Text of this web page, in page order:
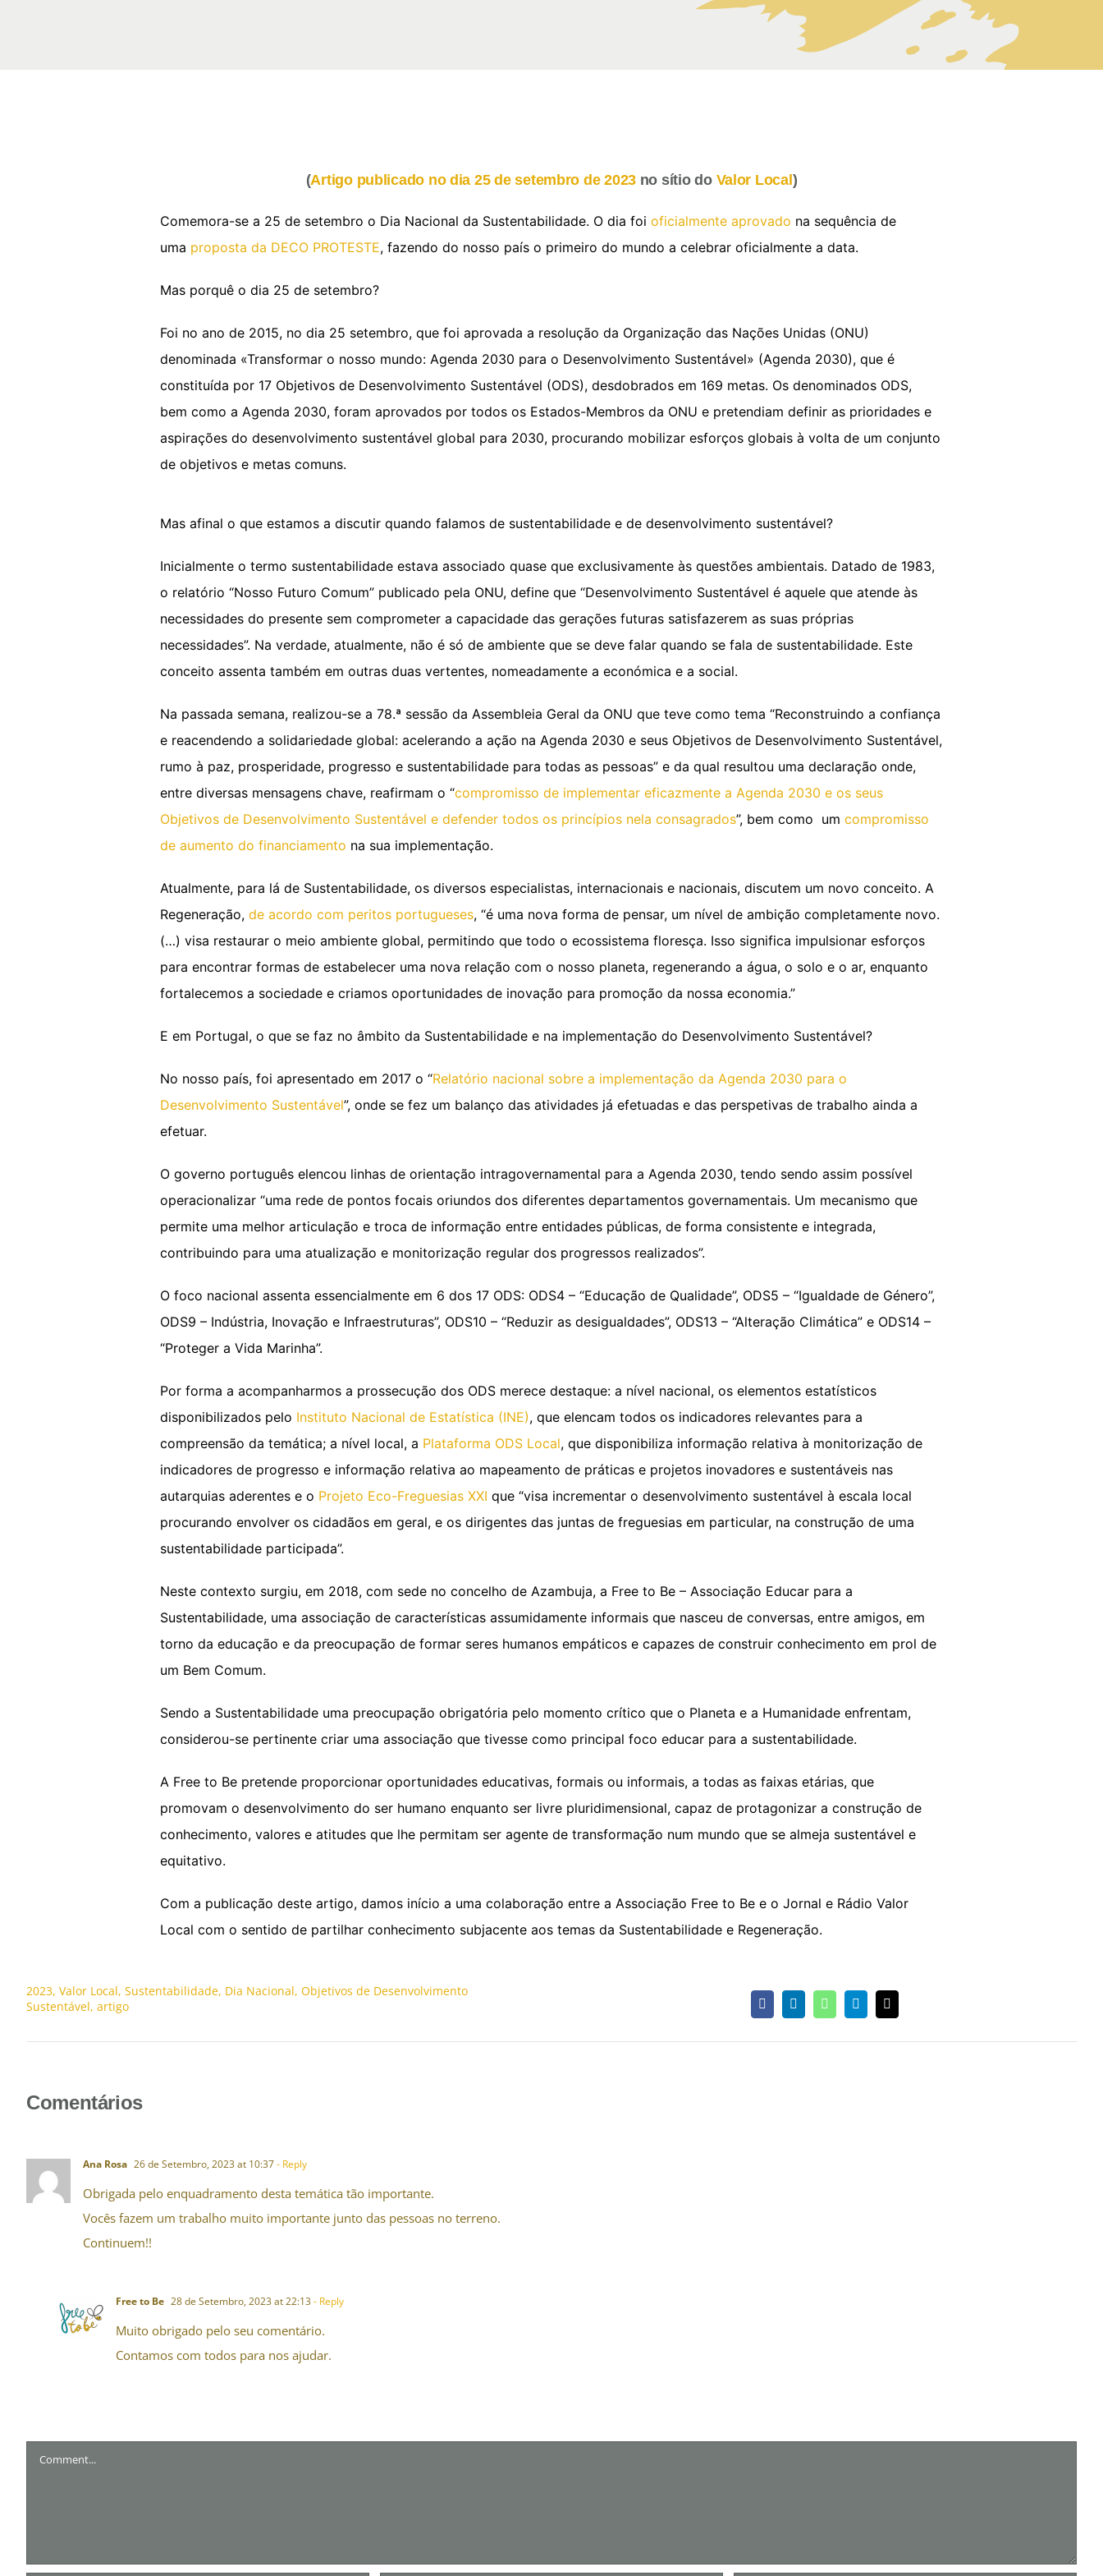
(Artigo publicado no dia 25 de setembro de 2023 no sítio do Valor Local)
Comemora-se a 25 de setembro o Dia Nacional da Sustentabilidade. O dia foioficialmente aprovado na sequência de
uma proposta da DECO PROTESTE, fazendo do nosso país o primeiro do mundo a celebrar oficialmente a data.
Mas porquê o dia 25 de setembro?
Foi no ano de 2015, no dia 25 setembro, que foi aprovada a resolução da Organização das Nações Unidas (ONU)
denominada «Transformar o nosso mundo: Agenda 2030 para o Desenvolvimento Sustentável» (Agenda 2030), que é
constituída por 17 Objetivos de Desenvolvimento Sustentável (ODS), desdobrados em 169 metas. Os denominados ODS,
bem como a Agenda 2030, foram aprovados por todos os Estados-Membros da ONU e pretendiam definir as prioridades e
aspirações do desenvolvimento sustentável global para 2030, procurando mobilizar esforços globais à volta de um conjunto
de objetivos e metas comuns.
Mas afinal o que estamos a discutir quando falamos de sustentabilidade e de desenvolvimento sustentável?
Inicialmente o termo sustentabilidade estava associado quase que exclusivamente às questões ambientais. Datado de 1983,
o relatório “Nosso Futuro Comum” publicado pela ONU, define que “Desenvolvimento Sustentável é aquele que atende às
necessidades do presente sem comprometer a capacidade das gerações futuras satisfazerem as suas próprias
necessidades”. Na verdade, atualmente, não é só de ambiente que se deve falar quando se fala de sustentabilidade. Este
conceito assenta também em outras duas vertentes, nomeadamente a económica e a social.
Na passada semana, realizou-se a 78.ª sessão da Assembleia Geral da ONU que teve como tema “Reconstruindo a confiança
e reacendendo a solidariedade global: acelerando a ação na Agenda 2030 e seus Objetivos de Desenvolvimento Sustentável,
rumo à paz, prosperidade, progresso e sustentabilidade para todas as pessoas” e da qual resultou uma declaração onde,
entre diversas mensagens chave, reafirmam o “compromisso de implementar eficazmente a Agenda 2030 e os seus
Objetivos de Desenvolvimento Sustentável e defender todos os princípios nela consagrados”, bem como umcompromisso
de aumento do financiamento na sua implementação.
Atualmente, para lá de Sustentabilidade, os diversos especialistas, internacionais e nacionais, discutem um novo conceito. A
Regeneração,de acordo com peritos portugueses, “é uma nova forma de pensar, um nível de ambição completamente novo.
(…) visa restaurar o meio ambiente global, permitindo que todo o ecossistema floresça. Isso significa impulsionar esforços
para encontrar formas de estabelecer uma nova relação com o nosso planeta, regenerando a água, o solo e o ar, enquanto
fortalecemos a sociedade e criamos oportunidades de inovação para promoção da nossa economia.”
E em Portugal, o que se faz no âmbito da Sustentabilidade e na implementação do Desenvolvimento Sustentável?
No nosso país, foi apresentado em 2017 o “Relatório nacional sobre a implementação da Agenda 2030 para o
Desenvolvimento Sustentável”, onde se fez um balanço das atividades já efetuadas e das perspetivas de trabalho ainda a
efetuar.
O governo português elencou linhas de orientação intragovernamental para a Agenda 2030, tendo sendo assim possível
operacionalizar “uma rede de pontos focais oriundos dos diferentes departamentos governamentais. Um mecanismo que
permite uma melhor articulação e troca de informação entre entidades públicas, de forma consistente e integrada,
contribuindo para uma atualização e monitorização regular dos progressos realizados”.
O foco nacional assenta essencialmente em 6 dos 17 ODS: ODS4 – “Educação de Qualidade”, ODS5 – “Igualdade de Género”,
ODS9 – Indústria, Inovação e Infraestruturas”, ODS10 – “Reduzir as desigualdades”, ODS13 – “Alteração Climática” e ODS14 –
“Proteger a Vida Marinha”.
Por forma a acompanharmos a prossecução dos ODS merece destaque: a nível nacional, os elementos estatísticos
disponibilizados pelo Instituto Nacional de Estatística (INE), que elencam todos os indicadores relevantes para a
compreensão da temática; a nível local, a Plataforma ODS Local, que disponibiliza informação relativa à monitorização de
indicadores de progresso e informação relativa ao mapeamento de práticas e projetos inovadores e sustentáveis nas
autarquias aderentes e o Projeto Eco-Freguesias XXI que “visa incrementar o desenvolvimento sustentável à escala local
procurando envolver os cidadãos em geral, e os dirigentes das juntas de freguesias em particular, na construção de uma
sustentabilidade participada”.
Neste contexto surgiu, em 2018, com sede no concelho de Azambuja, a Free to Be – Associação Educar para a
Sustentabilidade, uma associação de características assumidamente informais que nasceu de conversas, entre amigos, em
torno da educação e da preocupação de formar seres humanos empáticos e capazes de construir conhecimento em prol de
um Bem Comum.
Sendo a Sustentabilidade uma preocupação obrigatória pelo momento crítico que o Planeta e a Humanidade enfrentam,
considerou-se pertinente criar uma associação que tivesse como principal foco educar para a sustentabilidade.
A Free to Be pretende proporcionar oportunidades educativas, formais ou informais, a todas as faixas etárias, que
promovam o desenvolvimento do ser humano enquanto ser livre pluridimensional, capaz de protagonizar a construção de
conhecimento, valores e atitudes que lhe permitam ser agente de transformação num mundo que se almeja sustentável e
equitativo.
Com a publicação deste artigo, damos início a uma colaboração entre a Associação Free to Be e o Jornal e Rádio Valor
Local com o sentido de partilhar conhecimento subjacente aos temas da Sustentabilidade e Regeneração.
2023, Valor Local, Sustentabilidade, Dia Nacional, Objetivos de Desenvolvimento
Sustentável, artigo
Comentários
Ana Rosa 26 de Setembro, 2023 at 10:37- Reply
Obrigada pelo enquadramento desta temática tão importante.
Vocês fazem um trabalho muito importante junto das pessoas no terreno.
Continuem!!
Free to Be 28 de Setembro, 2023 at 22:13- Reply
Muito obrigado pelo seu comentário.
Contamos com todos para nos ajudar.
Comment